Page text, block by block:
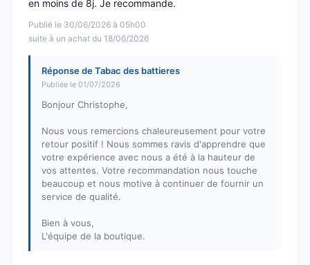
Publié le 30/06/2026 à 05h00
suite à un achat du 18/06/2026
en moins de 8j. Je recommande.
Réponse de Tabac des battieres
Publiée le 01/07/2026
Bonjour Christophe,
Nous vous remercions chaleureusement pour votre
retour positif ! Nous sommes ravis d'apprendre que
votre expérience avec nous a été à la hauteur de
vos attentes. Votre recommandation nous touche
beaucoup et nous motive à continuer de fournir un
service de qualité.
Bien à vous,
L'équipe de la boutique.